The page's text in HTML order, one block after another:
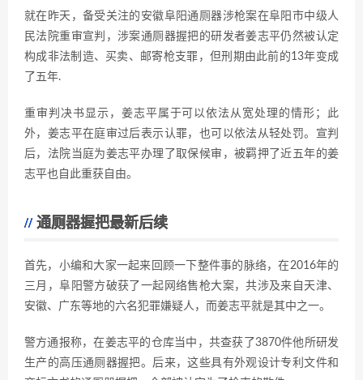
就在昨天，备受关注的安徽阜阳通厕器涉枪案在阜阳市中级人
民法院重审宣判，涉案通厕器握把的研发者姜志平仍然被认定
构成非法制造、买卖、邮寄枪支罪，但刑期由此前的13年变成
了五年.
重审判决书显示，姜志平属于可以依法从宽处理的情形；此
外，姜志平在庭审过后表示认罪，也可以依法从轻处罚。宣判
后，法院当庭为姜志平办理了取保候审，被羁押了近五年的姜
志平也自此重获自由。
通厕器握把最新后续
首先，小编和大家一起来回顾一下整件事的脉络，在2016年的
三月，阜阳警方破获了一起网络售枪大案，共涉及来自天津、
安徽、广东等地的六名犯罪嫌疑人，而姜志平就是其中之一。
警方通报称，在姜志平的仓库当中，共查获了3870件他所研发
生产的高压通厕器握把。后来，这些具有外观设计专利文件和